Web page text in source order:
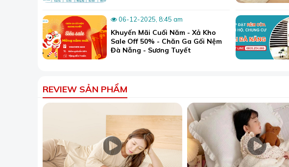
06-12-2025, 8:45 am
Khuyến Mãi Cuối Năm - Xả Kho
Sale Off 50% - Chăn Ga Gối Nệm
Đà Nẵng - Sương Tuyết
REVIEW SẢN PHẨM